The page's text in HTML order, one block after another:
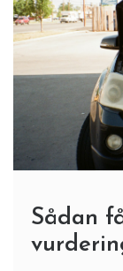
Sådan